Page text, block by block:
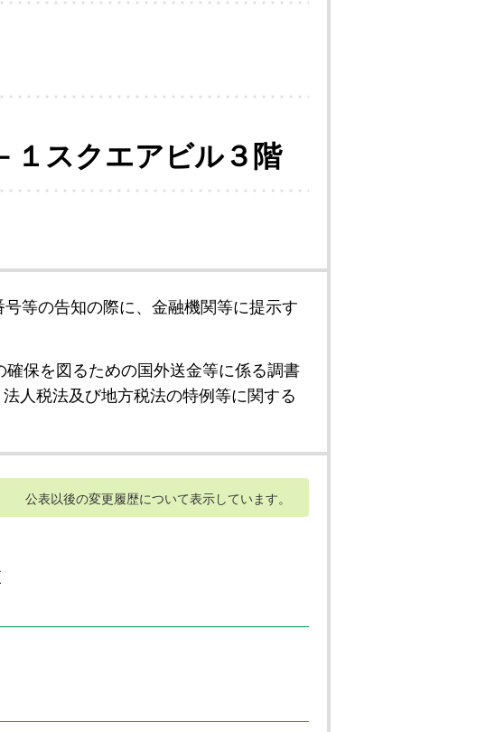
１スクエアビル３階
等の告知の際に、金融機関等に提示す
確保を図るための国外送金等に係る調書
人税法及び地方税法の特例等に関する
公表以後の変更履歴について表示しています。